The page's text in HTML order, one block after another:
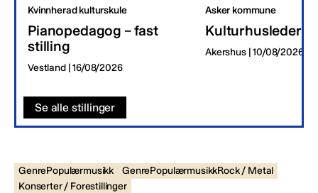
Kvinnherad kulturskule
Pianopedagog – fast
stilling
Vestland | 16/08/2026
Asker kommune
Kulturhusleder
Akershus | 10/08/2026
Se alle stillinger
GenrePopulærmusikk
GenrePopulærmusikkRock / Metal
Konserter / Forestillinger